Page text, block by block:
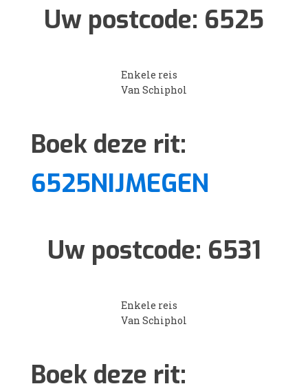
Uw postcode: 6525
Enkele reis
Van Schiphol
Boek deze rit:
6525NIJMEGEN
Uw postcode: 6531
Enkele reis
Van Schiphol
Boek deze rit: